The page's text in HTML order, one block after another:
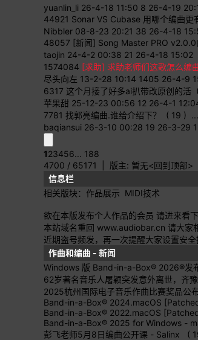
yuanlin_li 26-4-18 11:50 8 26-4-19
44921 Sonar VS Cubase 用哪个编曲更
Nibbler 08-8-23 20:21 38 26-4-18
48057 [新闻] Song Master PRO v2.0.0
taojin 24-4-2 00:38 21 26-4-18 15:02
1574084 [求助] 求助老师们这歌怎么编
尽头向左 13-2-28 10:14 1405 26-4-9
6317 这个月接了好多ai扒带改原创的活
苹果甜 25-12-23 00:56 12 26-4-1
7781 找郭亮编曲.谁给介绍下？ ( 19 ) ...
baqiansui 26-3-10 00:28 19 26-3-29
123456... 188
4700 / 65171
| 版主: 暂无<回到顶部>
信息栏
相关版块： 作品展示 MIDI技术
欲在本版发布个人作品的会员 请进来看下
本站域名重回 www.audiobar.cn 请大家
近期盗号频发，再一次提醒大家设置安全
作曲和编曲 - 新闻
Windows 版 Band-in-a-Box® 2026®发
62岁著名音乐人屠颖突发意外离世，齐
2025杭州国际电子音乐作曲比赛奖品公
Band-in-a-Box® 2024.macOS
Band-in-a-Box® 2022.macOS
Band-in-a-Box® 2025 for Windows -
彭飞老师5月8日编曲公开课 - Salinx (